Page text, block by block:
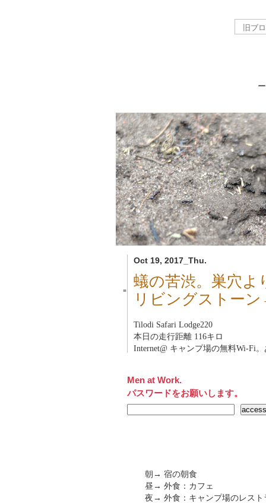
Oct 19, 2017_Thu.
■
蟻の苦渋。巣穴よ
リビングストー
Tilodi Safari Lodge220
本日の走行距離 116キロ
Internet@ キャンプ場の無料Wi-Fi
Men at Work.
パスワードをお願いします。
朝→ 宿の朝食
昼→ 外食：カフェ
夜→ 外食：キャンプ場のレスト